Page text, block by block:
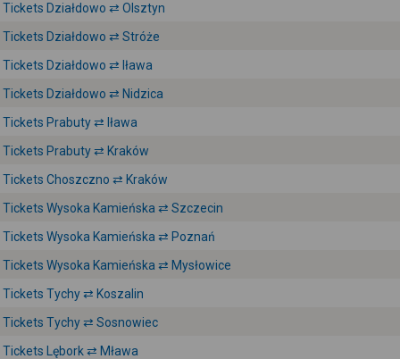
Tickets Działdowo ⇄ Olsztyn
Tickets Działdowo ⇄ Stróże
Tickets Działdowo ⇄ Iława
Tickets Działdowo ⇄ Nidzica
Tickets Prabuty ⇄ Iława
Tickets Prabuty ⇄ Kraków
Tickets Choszczno ⇄ Kraków
Tickets Wysoka Kamieńska ⇄ Szczecin
Tickets Wysoka Kamieńska ⇄ Poznań
Tickets Wysoka Kamieńska ⇄ Mysłowice
Tickets Tychy ⇄ Koszalin
Tickets Tychy ⇄ Sosnowiec
Tickets Lębork ⇄ Mława